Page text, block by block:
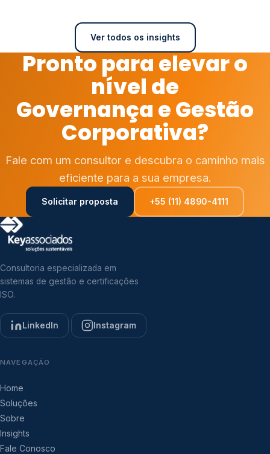
Ver todos os insights
Pronto para elevar o
nível de
Governança e Gestão
Corporativa?
Fale com um consultor e descubra o caminho mais
eficiente para a sua empresa.
Solicitar proposta +55 (11) 4890-4111
Consultoria especializada em
sistemas de gestão e certificações
ISO.
LinkedIn Instagram
NAVEGAÇÃO
Home
Soluções
Sobre
Insights
Fale Conosco